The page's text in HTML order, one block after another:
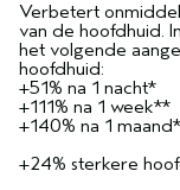
Verbetert
van de hoofdhuid.
het volgende
hoofdhuid:
+51% na 1 nacht*
+111% na 1 week**
+140% na 1
+24% sterkere